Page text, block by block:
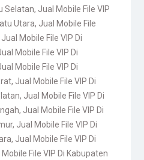
Selatan, Jual Mobile File VIP
Utara, Jual Mobile File
Jual Mobile File VIP Di
Mobile File VIP Di
Mobile File VIP Di
, Jual Mobile File VIP Di
, Jual Mobile File VIP Di
, Jual Mobile File VIP Di
, Jual Mobile File VIP Di
, Jual Mobile File VIP Di
File VIP Di Kabupaten